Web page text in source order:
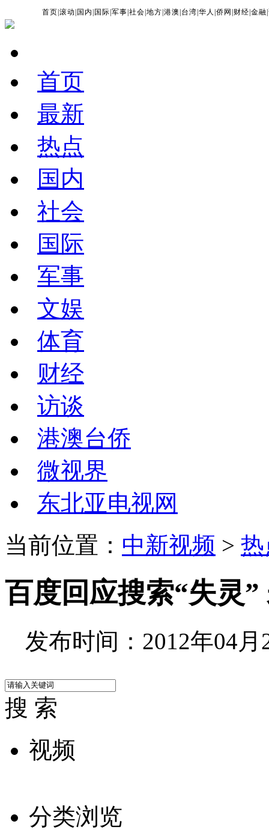
首页 |滚动 国内 国际 |军事 |社会 |地方 |港澳 台湾 |华人 |侨网 财经 |金融 |
首页
最新
热点
国内
社会
国际
军事
文娱
体育
财经
访谈
港澳台侨
微视界
东北亚电视网
当前位置： 中新视频 >
百度回应搜索“失灵
发布时间：2012年04月
搜 索
视频
分类浏览